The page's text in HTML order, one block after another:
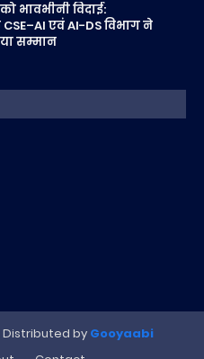
भावभीनी विदाई:
एवं AI-DS विभाग ने
सम्मान
by Gooyaabi